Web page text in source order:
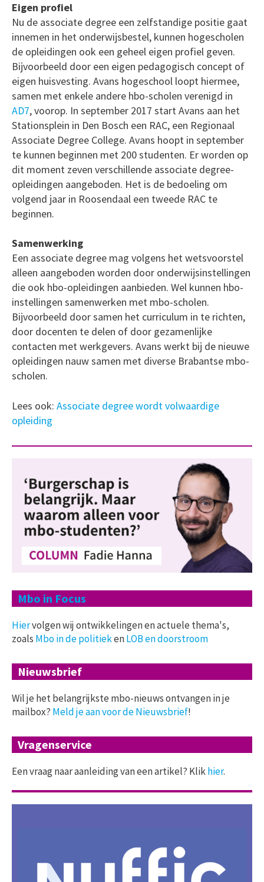
Eigen profiel
Nu de associate degree een zelfstandige positie gaat
innemen in het onderwijsbestel, kunnen hogescholen
de opleidingen ook een geheel eigen profiel geven.
Bijvoorbeeld door een eigen pedagogisch concept of
eigen huisvesting. Avans hogeschool loopt hiermee,
samen met enkele andere hbo-scholen verenigd in
AD7, voorop. In september 2017 start Avans aan het
Stationsplein in Den Bosch een RAC, een Regionaal
Associate Degree College. Avans hoopt in september
te kunnen beginnen met 200 studenten. Er worden op
dit moment zeven verschillende associate degree-
opleidingen aangeboden. Het is de bedoeling om
volgend jaar in Roosendaal een tweede RAC te
beginnen.
Samenwerking
Een associate degree mag volgens het wetsvoorstel
alleen aangeboden worden door onderwijsinstellingen
die ook hbo-opleidingen aanbieden. Wel kunnen hbo-
instellingen samenwerken met mbo-scholen.
Bijvoorbeeld door samen het curriculum in te richten,
door docenten te delen of door gezamenlijke
contacten met werkgevers. Avans werkt bij de nieuwe
opleidingen nauw samen met diverse Brabantse mbo-
scholen.
Lees ook: Associate degree wordt volwaardige
opleiding
Mbo in Focus
Hiervolgen wij ontwikkelingen en actuele thema's,
zoals Mbo in de politiekenLOB en doorstroom
Nieuwsbrief
Wil je het belangrijkste mbo-nieuws ontvangen in je
mailbox? Meld je aan voor de Nieuwsbrief!
Vragenservice
Een vraag naar aanleiding van een artikel? Klikhier.